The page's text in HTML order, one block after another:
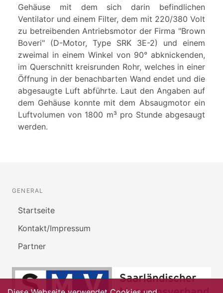
Gehäuse mit dem sich darin befindlichen
Ventilator und einem Filter, dem mit 220/380 Volt
zu betreibenden Antriebsmotor der Firma "Brown
Boveri" (D-Motor, Type SRK 3E-2) und einem
zweimal in einem Winkel von 90° abknickenden,
im Querschnitt kreisrunden Rohr, welches in einer
Öffnung in der benachbarten Wand endet und die
abgesaugte Luft abführte. Laut den Angaben auf
dem Gehäuse konnte mit dem Absaugmotor ein
Luftvolumen von 1800 m³ pro Stunde abgesaugt
werden.
GENERAL
Startseite
Kontakt/Impressum
Partner